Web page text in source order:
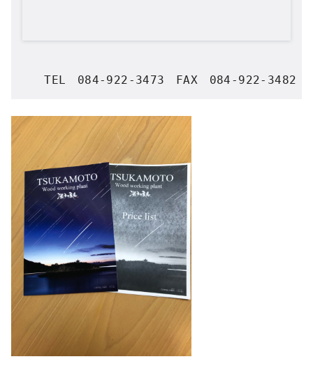
   TEL　084-922-3473　FAX　084-922-3482